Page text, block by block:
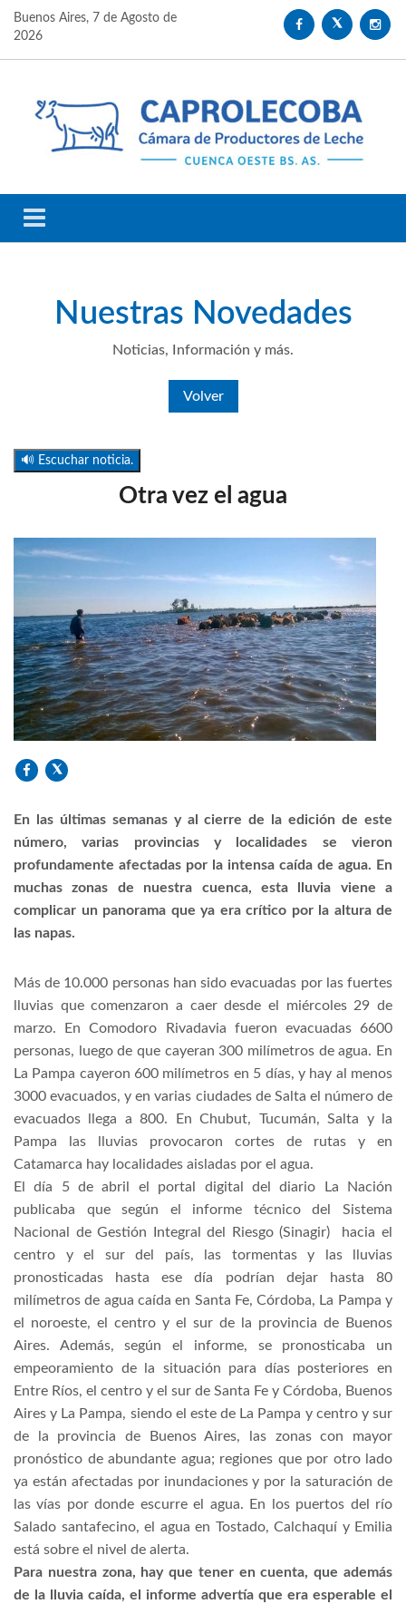
Buenos Aires, 7 de Agosto de
2026
Nuestras Novedades
Noticias, Información y más.
Volver
🔊 Escuchar noticia.
Otra vez el agua
En las últimas semanas y al cierre de la edición de este
número, varias provincias y localidades se vieron
profundamente afectadas por la intensa caída de agua. En
muchas zonas de nuestra cuenca, esta lluvia viene a
complicar un panorama que ya era crítico por la altura de
las napas.
Más de 10.000 personas han sido evacuadas por las fuertes
lluvias que comenzaron a caer desde el miércoles 29 de
marzo. En Comodoro Rivadavia fueron evacuadas 6600
personas, luego de que cayeran 300 milímetros de agua. En
La Pampa cayeron 600 milímetros en 5 días, y hay al menos
3000 evacuados, y en varias ciudades de Salta el número de
evacuados llega a 800. En Chubut, Tucumán, Salta y la
Pampa las lluvias provocaron cortes de rutas y en
Catamarca hay localidades aisladas por el agua.
El día 5 de abril el portal digital del diario La Nación
publicaba que según el informe técnico del Sistema
Nacional de Gestión Integral del Riesgo (Sinagir) hacia el
centro y el sur del país, las tormentas y las lluvias
pronosticadas hasta ese día podrían dejar hasta 80
milímetros de agua caída en Santa Fe, Córdoba, La Pampa y
el noroeste, el centro y el sur de la provincia de Buenos
Aires. Además, según el informe, se pronosticaba un
empeoramiento de la situación para días posteriores en
Entre Ríos, el centro y el sur de Santa Fe y Córdoba, Buenos
Aires y La Pampa, siendo el este de La Pampa y centro y sur
de la provincia de Buenos Aires, las zonas con mayor
pronóstico de abundante agua; regiones que por otro lado
ya están afectadas por inundaciones y por la saturación de
las vías por donde escurre el agua. En los puertos del río
Salado santafecino, el agua en Tostado, Calchaquí y Emilia
está sobre el nivel de alerta.
Para nuestra zona, hay que tener en cuenta, que además
de la lluvia caída, el informe advertía que era esperable el